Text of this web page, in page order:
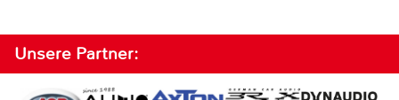
Unsere Partner: